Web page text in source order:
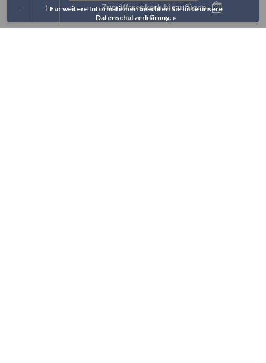
+
- Zum Warenkorb hinzufügen
Für weitere Informationen beachten Sie bitte unsere
Datenschutzerklärung. »